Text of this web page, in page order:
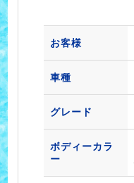
お客様
車種
グレード
ボディーカラ
ー